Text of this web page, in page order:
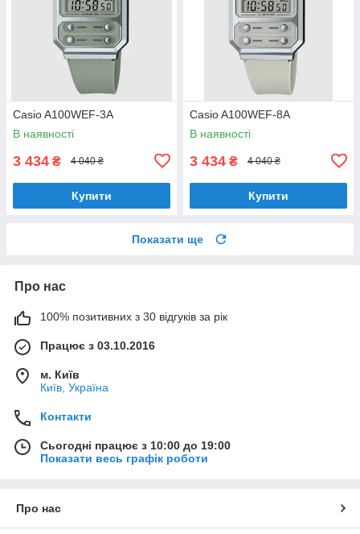
Casio A100WEF-3A
В наявності
3 434 ₴ 4 040 ₴
Купити
Casio A100WEF-8A
В наявності
3 434 ₴ 4 040 ₴
Купити
Показати ще
Про нас
100% позитивних з 30 відгуків за рік
Працює з 03.10.2016
м. Київ
Київ, Україна
Контакти
Сьогодні працює з 10:00 до 19:00
Показати весь графік роботи
Про нас